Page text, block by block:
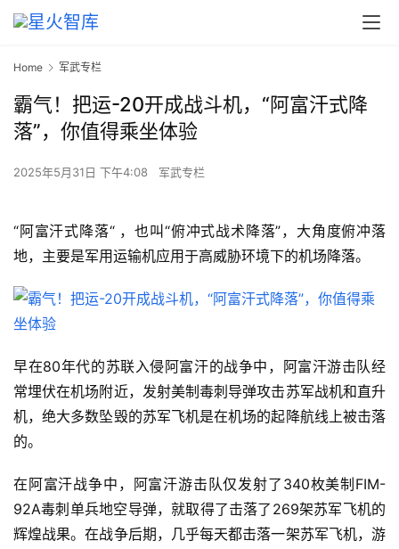
Home 军武专栏
霸气！把运-20开成战斗机，“阿富汗式降
落”，你值得乘坐体验
2025年5月31日 下午4:08 军武专栏
“阿富汗式降落“ ，也叫“俯冲式战术降落”，大角度俯冲落
地，主要是军用运输机应用于高威胁环境下的机场降落。
早在80年代的苏联入侵阿富汗的战争中，阿富汗游击队经
常埋伏在机场附近，发射美制毒刺导弹攻击苏军战机和直升
机，绝大多数坠毁的苏军飞机是在机场的起降航线上被击落
的。
在阿富汗战争中，阿富汗游击队仅发射了340枚美制FIM-
92A毒刺单兵地空导弹，就取得了击落了269架苏军飞机的
辉煌战果。在战争后期，几乎每天都击落一架苏军飞机，游